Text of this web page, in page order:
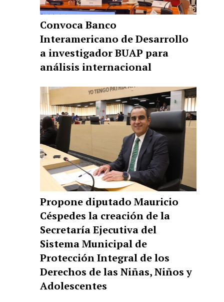
Convoca Banco
Interamericano de Desarrollo
a investigador BUAP para
análisis internacional
Propone diputado Mauricio
Céspedes la creación de la
Secretaría Ejecutiva del
Sistema Municipal de
Protección Integral de los
Derechos de las Niñas, Niños y
Adolescentes